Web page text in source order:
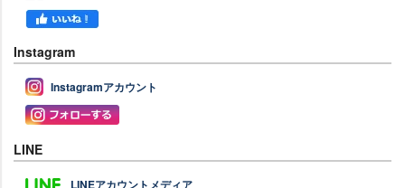
Instagram
Instagramアカウント
LINE
LINEアカウントメディア